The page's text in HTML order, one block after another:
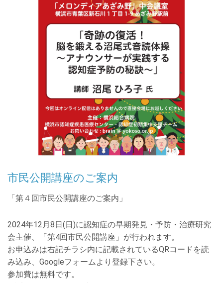
市民公開講座のご案内
「第４回市民公開講座のご案内」
2024年12月8日(日)に認知症の早期発見・予防・治療研究
会主催、「第4回市民公開講座」が行われます。
お申込みは右記チラシ内に記載されているQRコードを読
み込み、Googleフォームより登録下さい。
参加費は無料です。